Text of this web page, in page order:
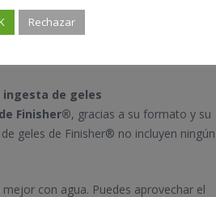
10 minutos). Por ello es recomendable
o bien a sufrir efectos negativos
ingesta de geles
Finisher®, gracias a su formato y su
geles de Finisher® no incluyen ningún
con agua. Puedes aprovechar el
Rechazar